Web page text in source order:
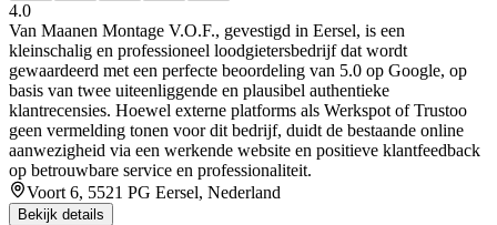
4.0
Van Maanen Montage V.O.F., gevestigd in Eersel, is een
kleinschalig en professioneel loodgietersbedrijf dat wordt
gewaardeerd met een perfecte beoordeling van 5.0 op Google, op
basis van twee uiteenliggende en plausibel authentieke
klantrecensies. Hoewel externe platforms als Werkspot of Trustoo
geen vermelding tonen voor dit bedrijf, duidt de bestaande online
aanwezigheid via een werkende website en positieve klantfeedback
op betrouwbare service en professionaliteit.
Voort 6, 5521 PG Eersel, Nederland
Bekijk details